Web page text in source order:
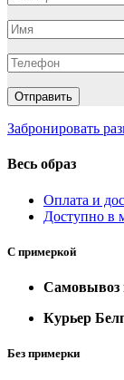
Забронировать
Весь образ
Оплата и
Доступно в
С примеркой
Самовывоз
Курьер
Без примерки